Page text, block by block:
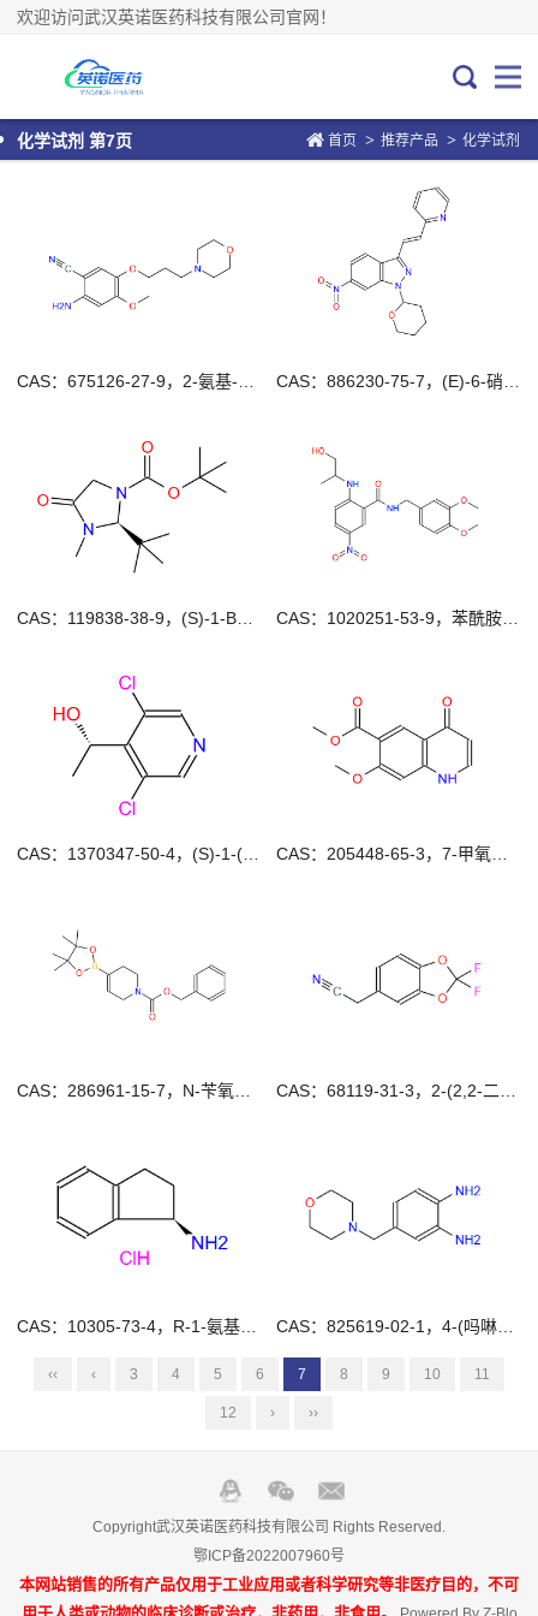
欢迎访问武汉英诺医药科技有限公司官网！
首页 > 推荐产品 > 化学试剂
化学试剂 第7页
CAS：675126-27-9，2-氨基-4-甲氧基-5-(3-吗啉代丙氧基)苄腈 CAS：886230-75-7，(E)-6-硝基-3-[2-(吡啶-2-基)乙烯基]-1-(四氢-2H-吡喃-2-基)-1H-吲唑
CAS：1370347-50-4，(S)-1-(3,5-二氯吡啶-4-取代)乙醇 CAS：205448-65-3，7-甲氧基-4-氧代-1,4-二氢喹啉-6-羧酸甲酯
CAS：10305-73-4，R-1-氨基茚满盐酸盐 CAS：825619-02-1，4-(吗啉甲基)苯-1,2-二胺
‹‹ ‹ 3 4 5 6 7 8 9 10 11
12 › ››
Copyright武汉英诺医药科技有限公司 Rights Reserved.
鄂ICP备2022007960号
本网站销售的所有产品仅用于工业应用或者科学研究等非医疗目的，不可